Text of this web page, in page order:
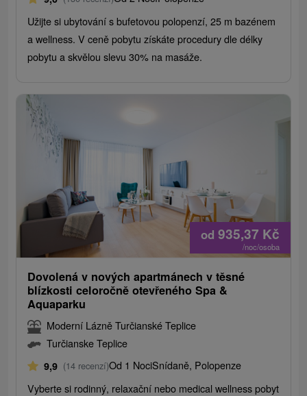
Užijte si ubytování s bufetovou polopenzí, 25 m bazénem
a wellness. V ceně pobytu získáte procedury dle délky
pobytu a skvělou slevu 30% na masáže.
od 935,37 Kč
/noc/osoba
Dovolená v nových apartmánech v těsné
blízkosti celoročně otevřeného Spa &
Aquaparku
Moderní Lázně Turčianské Teplice
Turčianske Teplice
9,9 (14 recenzí)Od 1 NociSnídaně, Polopenze
Vyberte si rodinný, relaxační nebo medical wellness pobyt